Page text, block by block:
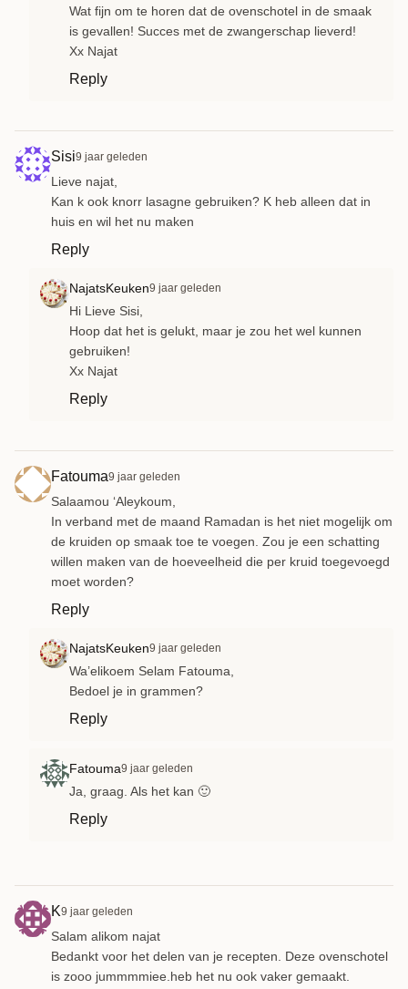
Wat fijn om te horen dat de ovenschotel in de smaak
is gevallen! Succes met de zwangerschap lieverd!
Xx Najat
Reply
Sisi9 jaar geleden
Lieve najat,
Kan k ook knorr lasagne gebruiken? K heb alleen dat in
huis en wil het nu maken
Reply
NajatsKeuken9 jaar geleden
Hi Lieve Sisi,
Hoop dat het is gelukt, maar je zou het wel kunnen
gebruiken!
Xx Najat
Reply
Fatouma9 jaar geleden
Salaamou ‘Aleykoum,
In verband met de maand Ramadan is het niet mogelijk om
de kruiden op smaak toe te voegen. Zou je een schatting
willen maken van de hoeveelheid die per kruid toegevoegd
moet worden?
Reply
NajatsKeuken9 jaar geleden
Wa’elikoem Selam Fatouma,
Bedoel je in grammen?
Reply
Fatouma9 jaar geleden
Ja, graag. Als het kan 🙂
Reply
K9 jaar geleden
Salam alikom najat
Bedankt voor het delen van je recepten. Deze ovenschotel
is zooo jummmmiee.heb het nu ook vaker gemaakt.